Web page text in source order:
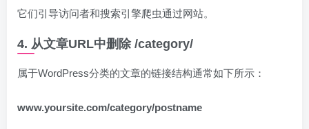
它们引导访问者和搜索引擎爬虫通过网站。
4. 从文章URL中删除 /category/
属于WordPress分类的文章的链接结构通常如下所示：
www.yoursite.com/category/postname